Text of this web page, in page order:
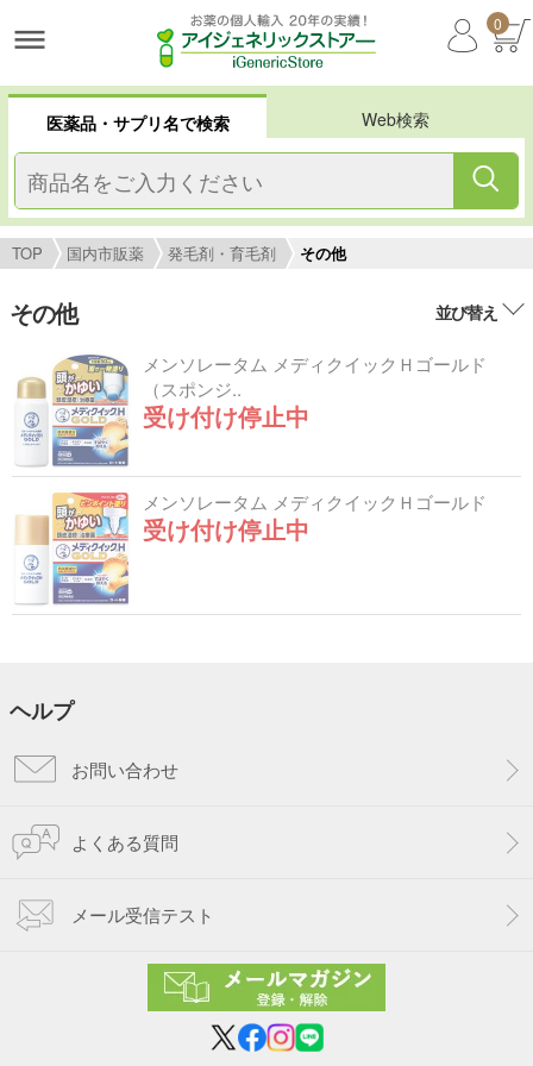
0
医薬品・サプリ名で検索 Web検索
TOP 国内市販薬 発毛剤・育毛剤 その他
その他 並び替え
メンソレータム メディクイックＨゴールド
（スポンジ..
受け付け停止中
メンソレータム メディクイックＨゴールド
受け付け停止中
ヘルプ
お問い合わせ
よくある質問
メール受信テスト